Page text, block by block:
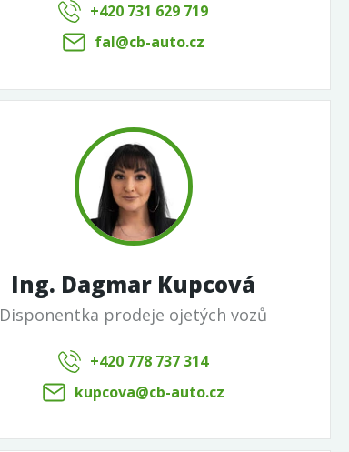
+420 731 629 719
fal@cb-auto.cz
Ing. Dagmar Kupcová
Disponentka prodeje ojetých vozů
+420 778 737 314
kupcova@cb-auto.cz